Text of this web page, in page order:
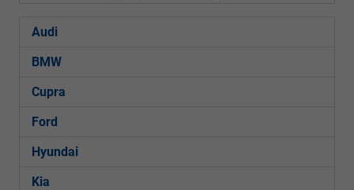
Audi
BMW
Cupra
Ford
Hyundai
Kia